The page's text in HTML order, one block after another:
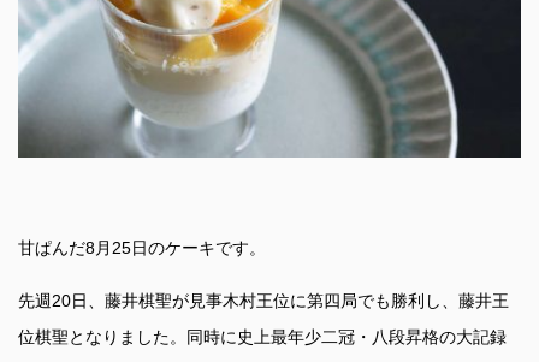
甘ぱんだ8月25日のケーキです。
先週20日、藤井棋聖が見事木村王位に第四局でも勝利し、藤井王
位棋聖となりました。同時に史上最年少二冠・八段昇格の大記録